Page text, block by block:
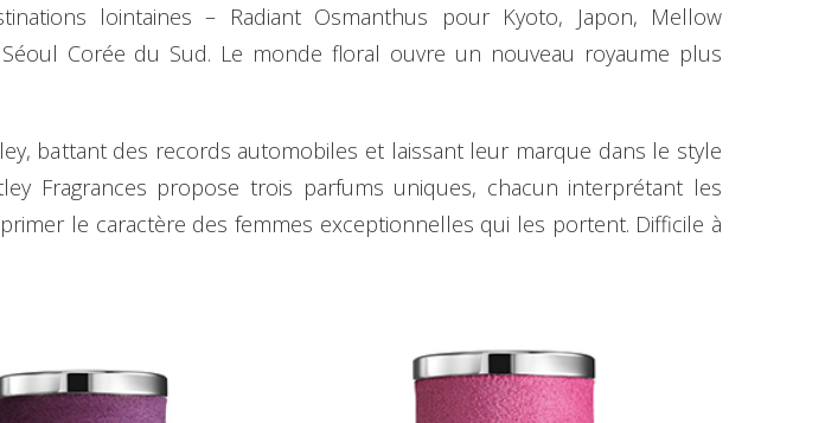
lointaines – Radiant Osmanthus pour Kyoto, Japon, Mellow
Corée du Sud. Le monde floral ouvre un nouveau royaume plus
battant des records automobiles et laissant leur marque dans le style
Fragrances propose trois parfums uniques, chacun interprétant les
le caractère des femmes exceptionnelles qui les portent. Difficile à